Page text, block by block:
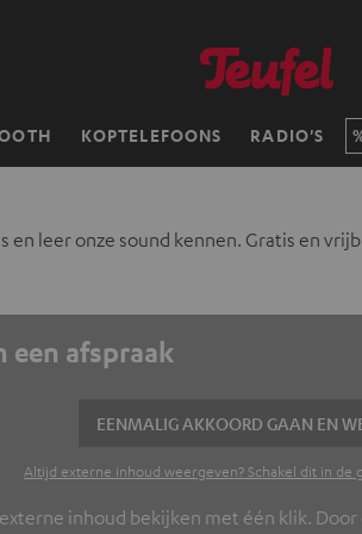
KOPTELEFOONS RADIO'S
en leer onze sound kennen. Gratis en
een afspraak
EENMALIG AKKOORD GAAN EN
Altijd externe inhoud weergeven? Schakel dit in de
inhoud bekijken met één klik.